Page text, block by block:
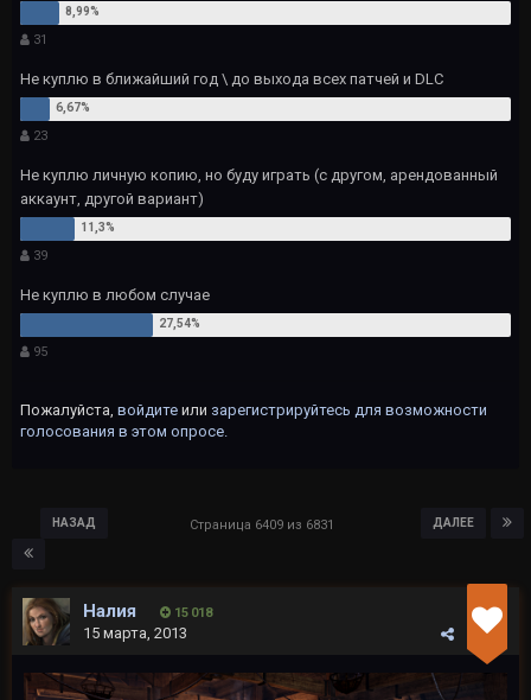
31
Не куплю в ближайший год \ до выхода всех патчей и DLC
23
Не куплю личную копию, но буду играть (с другом, арендованный
аккаунт, другой вариант)
39
Не куплю в любом случае
95
Пожалуйста, войдите или зарегистрируйтесь для возможности
голосования в этом опросе.
НАЗАД ДАЛЕЕ
Страница 6409 из 6831
Налия 15 018
15 марта, 2013